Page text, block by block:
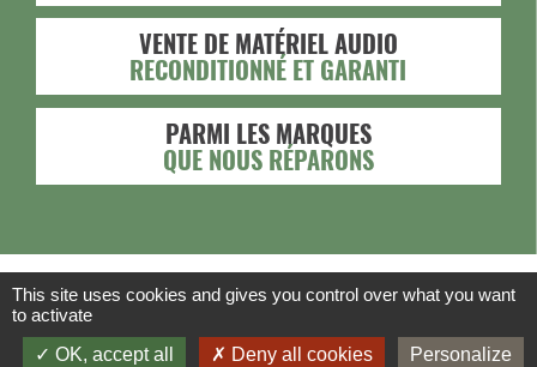
VENTE DE MATÉRIEL AUDIO
RECONDITIONNÉ ET GARANTI
PARMI LES MARQUES
QUE NOUS RÉPARONS
This site uses cookies and gives you control over what you want
to activate
OK, accept all
Deny all cookies Personalize